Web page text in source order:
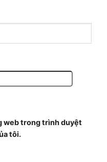
web trong trình duyệt
tôi.